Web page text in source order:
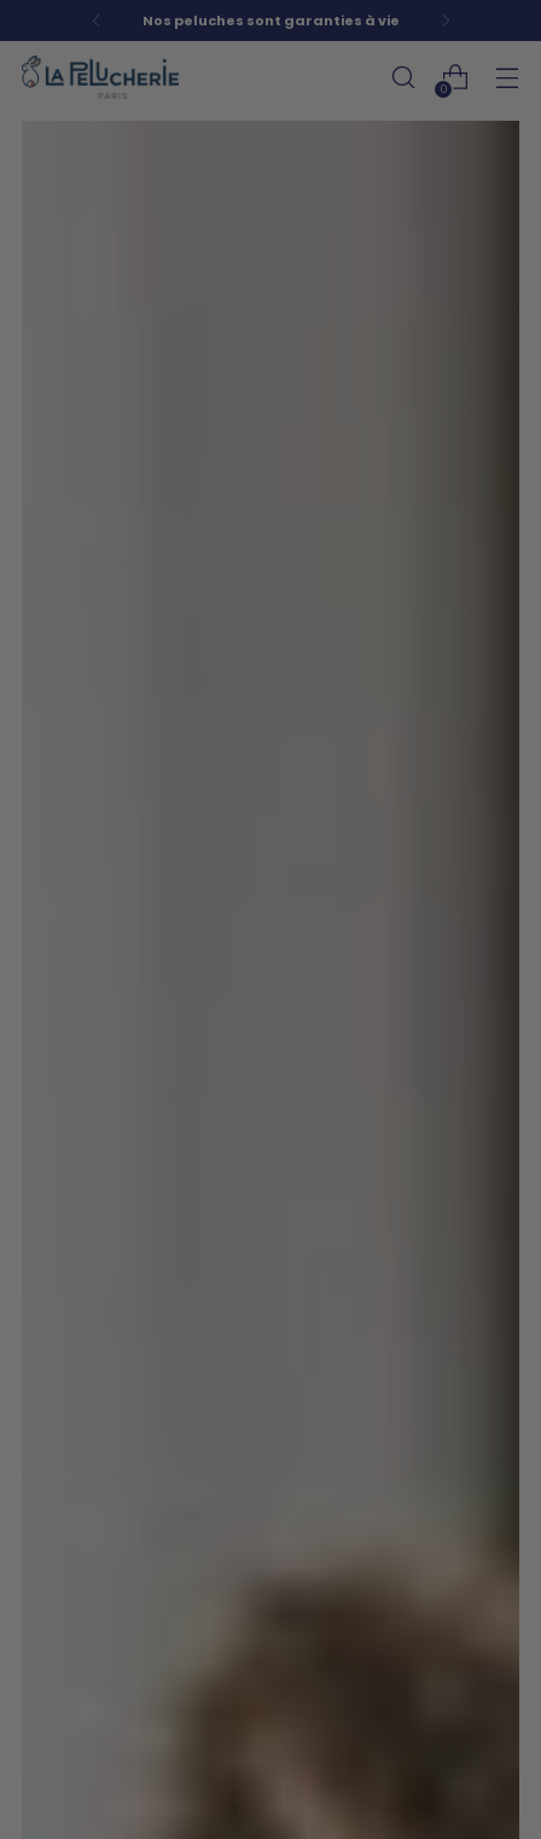
Peluches d'Exception depuis 1976
0